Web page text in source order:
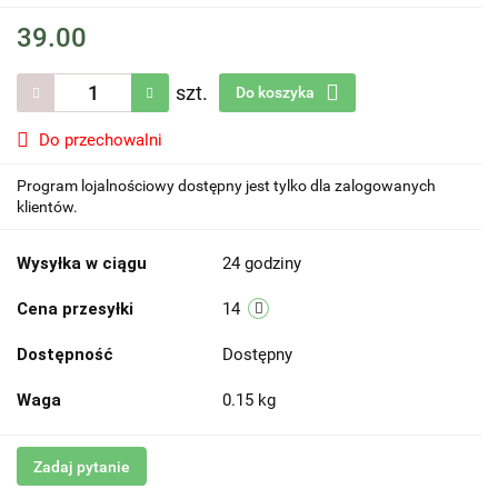
39.00
szt. Do koszyka
Do przechowalni
Program lojalnościowy dostępny jest tylko dla zalogowanych
klientów.
Wysyłka w ciągu 24 godziny
Cena przesyłki 14
Dostępność Dostępny
Waga 0.15 kg
Zadaj pytanie